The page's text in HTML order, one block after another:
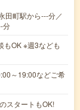
田町駅から---分／
分
もOK ※週3なども
～19:00などご希
スタートもOK!